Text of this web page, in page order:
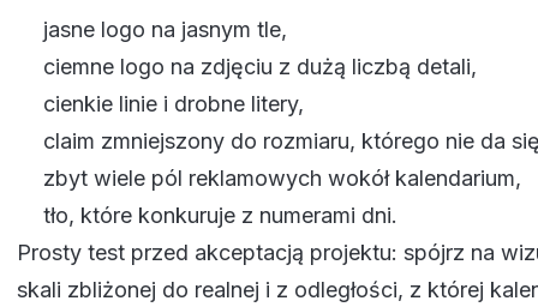
jasne logo na jasnym tle,
ciemne logo na zdjęciu z dużą liczbą detali,
cienkie linie i drobne litery,
claim zmniejszony do rozmiaru, którego nie da
zbyt wiele pól reklamowych wokół kalendarium,
tło, które konkuruje z numerami dni.
Prosty test przed akceptacją projektu: spójrz na
skali zbliżonej do realnej i z odległości, z której